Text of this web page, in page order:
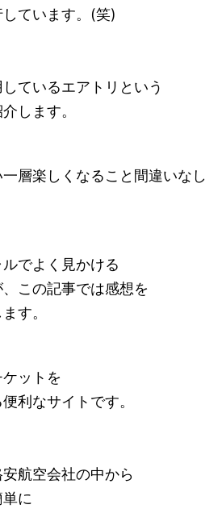
ています。(笑)
ているエアトリという
します。
層楽しくなること間違いなし
でよく見かける
、この記事では感想を
す。
ットを
利なサイトです。
航空会社の中から
に